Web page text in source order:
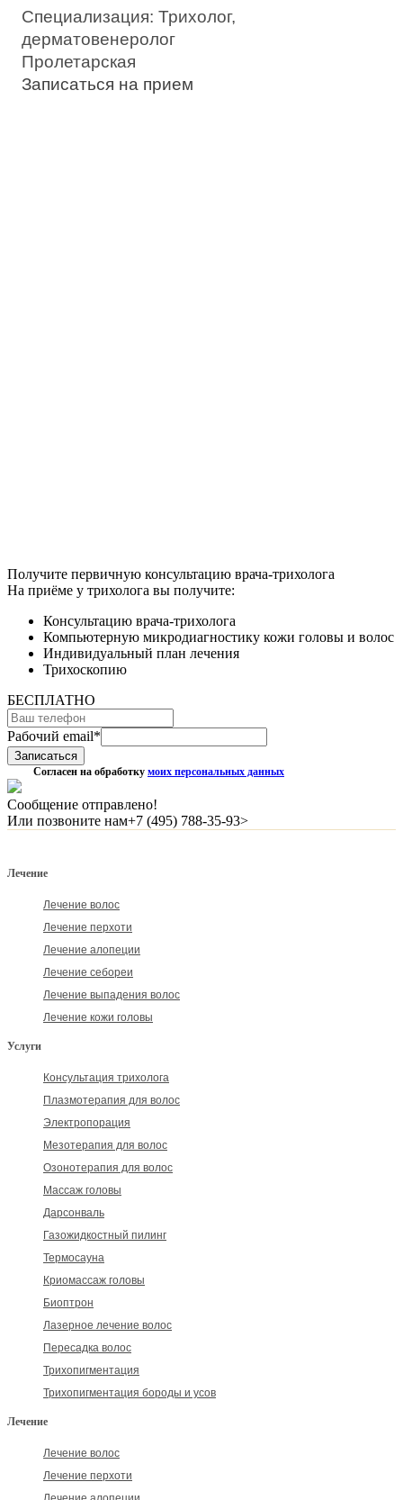
Специализация: Трихолог,
дерматовенеролог
Пролетарская
Записаться на прием
Получите первичную консультацию врача-трихолога
На приёме у трихолога вы получите:
Консультацию врача-трихолога
Компьютерную микродиагностику кожи головы и волос
Индивидуальный план лечения
Трихоскопию
БЕСПЛАТНО
Рабочий email*
Согласен на обработку моих персональных данных
Сообщение отправлено!
Или позвоните нам+7 (495) 788-35-93>
Лечение
Лечение волос
Лечение перхоти
Лечение алопеции
Лечение себореи
Лечение выпадения волос
Лечение кожи головы
Услуги
Консультация трихолога
Плазмотерапия для волос
Электропорация
Мезотерапия для волос
Озонотерапия для волос
Массаж головы
Дарсонваль
Газожидкостный пилинг
Термосауна
Криомассаж головы
Биоптрон
Лазерное лечение волос
Пересадка волос
Трихопигментация
Трихопигментация бороды и усов
Лечение
Лечение волос
Лечение перхоти